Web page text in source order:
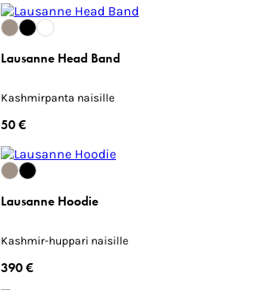
Lausanne Head Band
Kashmirpanta naisille
50 €
Lausanne Hoodie
Kashmir-huppari naisille
390 €